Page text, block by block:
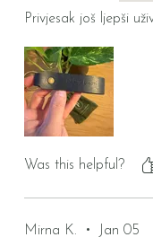
Privjesak još ljepši
Was this helpful?
Mirna K. • Jan 05